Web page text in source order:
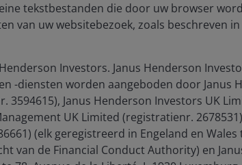
is not in buying the whole market
risk most directly improves earnings
platforms, data centres, healthcare,
could be potential beneficiaries.
tekstbestanden die door uw browser
van uw websitebezoek, zoals beschreven
Investors. Janus Henderson
-diensten worden aangeboden door Janus
Janus Henderson Investors UK
UK Limited (registratienr.
(elk geregistreerd in Engeland en Wales
van de Financial Conduct Authority) en